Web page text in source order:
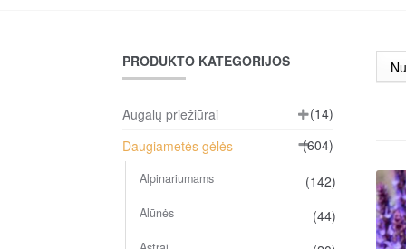
PRODUKTO KATEGORIJOS
Augalų priežiūrai
(14)
Daugiametės gėlės
(604)
Alpinariumams (142)
Alūnės (44)